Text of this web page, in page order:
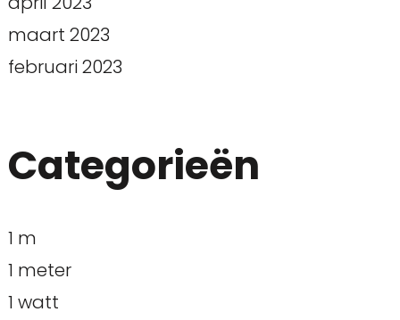
maart 2023
februari 2023
Categorieën
1 m
1 meter
1 watt